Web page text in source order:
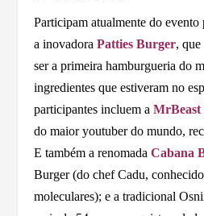
Participam atualmente do evento
a inovadoraPatties Burger, que
ser a primeira hamburgueria do
ingredientes que estiveram no
participantes incluem a
do maior youtuber do mundo,
E também a renomadaCabana
Burger (do chef Cadu,
moleculares); e a tradicional